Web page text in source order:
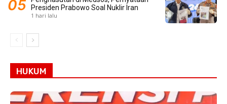
Presiden Prabowo Soal Nuklir Iran
1 hari lalu
HUKUM